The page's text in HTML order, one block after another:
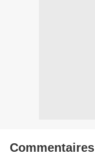
Commentaires